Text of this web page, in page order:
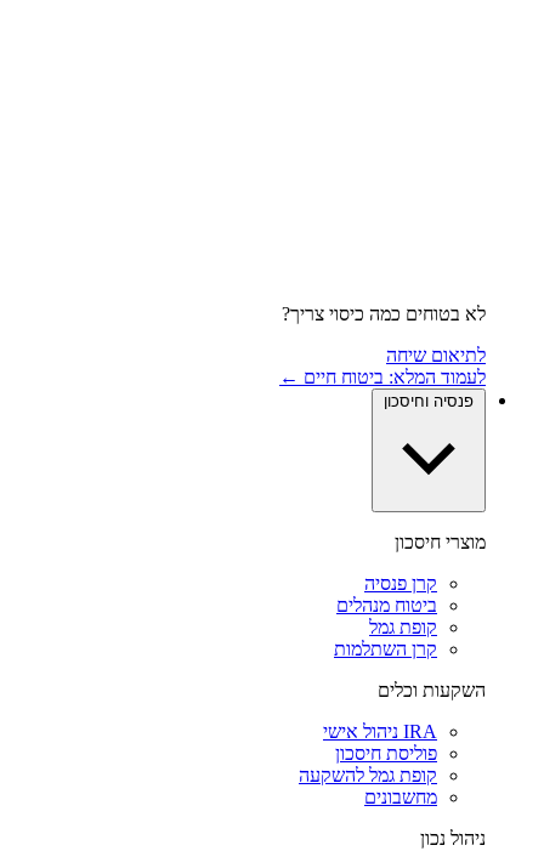
לא בטוחים כמה כיסוי צריך?
לתיאום שיחה
לעמוד המלא: ביטוח חיים ←
פנסיה וחיסכון
מוצרי חיסכון
קרן פנסיה
ביטוח מנהלים
קופת גמל
קרן השתלמות
השקעות וכלים
IRA ניהול אישי
פוליסת חיסכון
קופת גמל להשקעה
מחשבונים
ניהול נכון